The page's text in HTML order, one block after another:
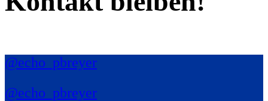
@echo_pbreyer
@echo_pbreyer